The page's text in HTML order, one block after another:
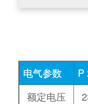
电气参数
P
额定电压